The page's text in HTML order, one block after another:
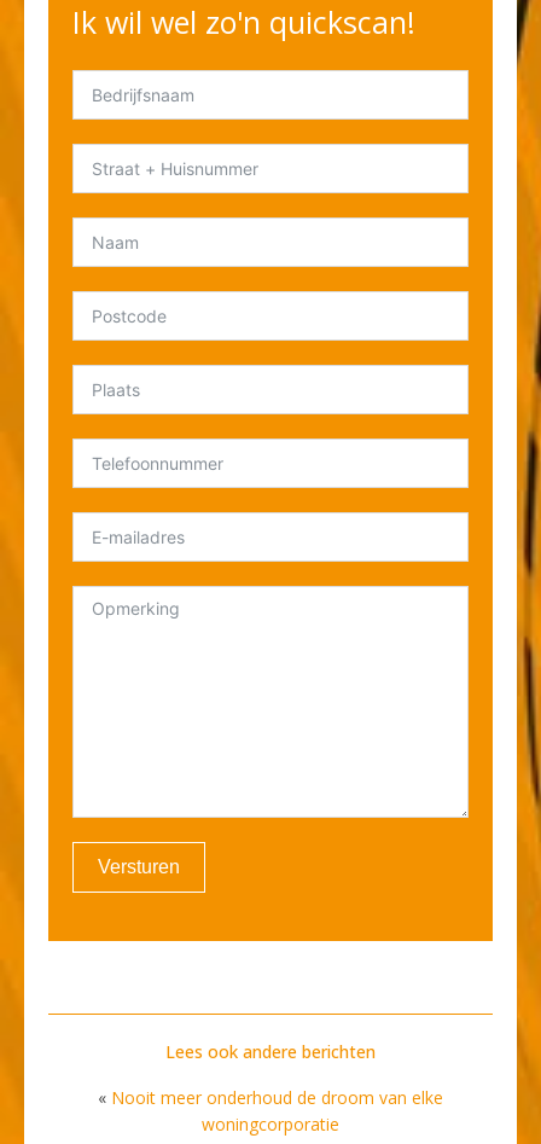
Ik wil wel zo'n quickscan!
Versturen
Lees ook andere berichten
« Nooit meer onderhoud de droom van elke
woningcorporatie